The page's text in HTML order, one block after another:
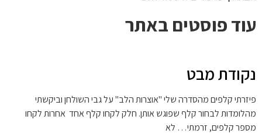
עוד פוסטים באתר
נקודת מבט
פיזרתי קלפים מהסדרה שלי "אוצרות הלב" על גבי השולחן וביקשתי
מהלומדות לבחור קלף שפוגש אותן. חלק לקחו קלף אחד אחרות לקחו
מספר קלפים, זרמתי… לא